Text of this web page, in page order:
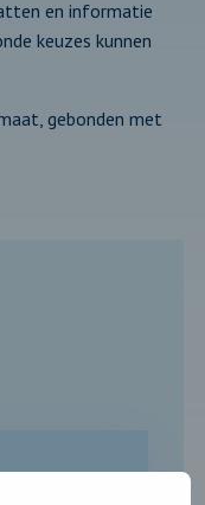
en informatie
keuzes kunnen
gebonden met